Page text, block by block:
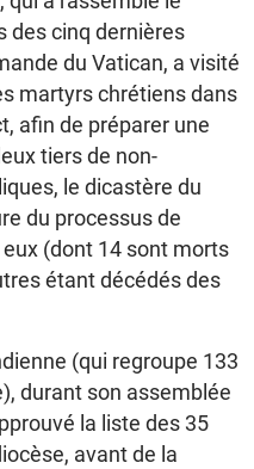
des cinq dernières
du Vatican, a visité
martyrs chrétiens dans
afin de préparer une
tiers de non-
le dicastère du
du processus de
(dont 14 sont morts
étant décédés des
(qui regroupe 133
durant son assemblée
la liste des 35
avant de la